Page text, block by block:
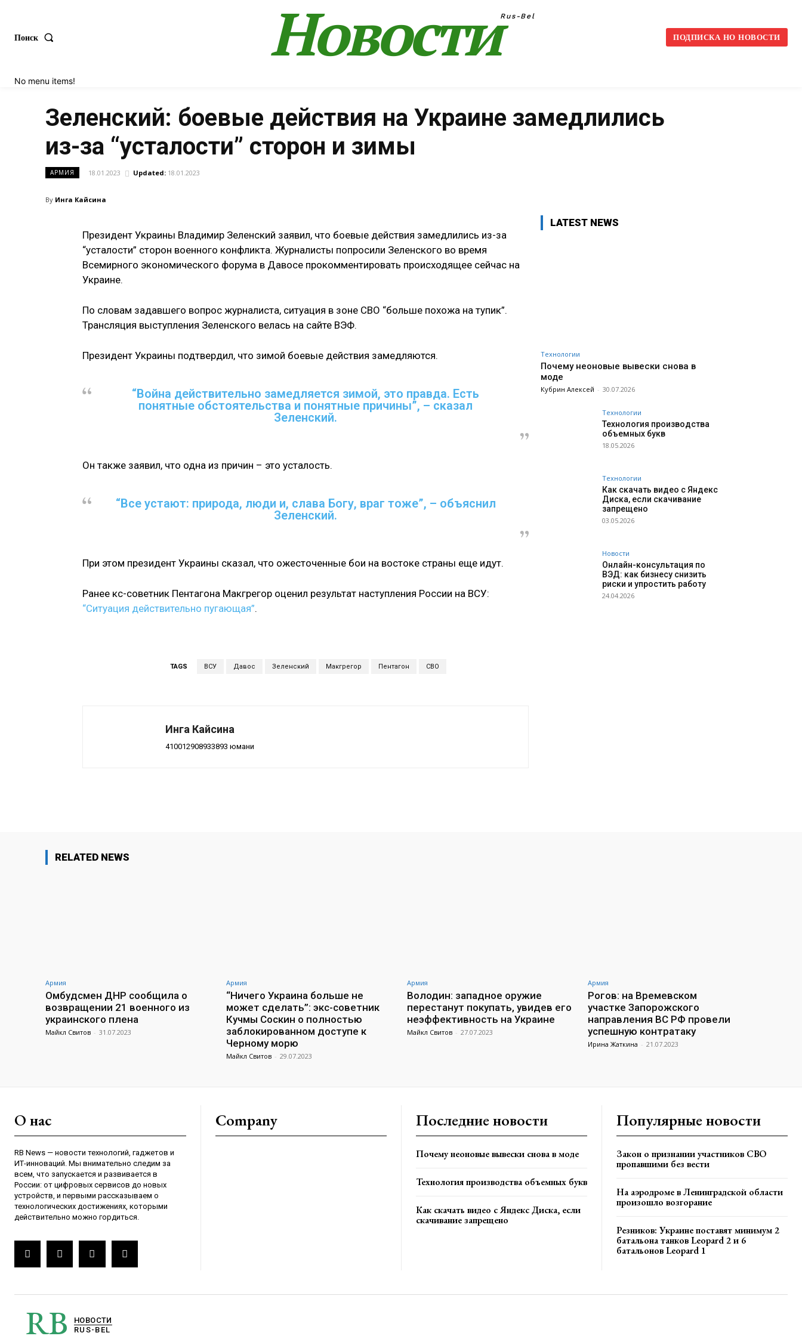
Поиск НовостиRus-Bel
ПОДПИСКА НО НОВОСТИ
No menu items!
Зеленский: боевые действия на Украине замедлились
из-за “усталости” сторон и зимы
АРМИЯ 18.01.2023 Updated: 18.01.2023
By Инга Кайсина
Президент Украины Владимир Зеленский заявил, что боевые действия замедлились из-за
“усталости” сторон военного конфликта. Журналисты попросили Зеленского во время
Всемирного экономического форума в Давосе прокомментировать происходящее сейчас на
Украине.
По словам задавшего вопрос журналиста, ситуация в зоне СВО “больше похожа на тупик”.
Трансляция выступления Зеленского велась на сайте ВЭФ.
Президент Украины подтвердил, что зимой боевые действия замедляются.
“Война действительно замедляется зимой, это правда. Есть
понятные обстоятельства и понятные причины”, – сказал
Зеленский.
Он также заявил, что одна из причин – это усталость.
“Все устают: природа, люди и, слава Богу, враг тоже”, – объяснил
Зеленский.
При этом президент Украины сказал, что ожесточенные бои на востоке страны еще идут.
Ранее кс-советник Пентагона Макгрегор оценил результат наступления России на ВСУ:
“Ситуация действительно пугающая”.
TAGS ВСУ Давос Зеленский Макгрегор Пентагон СВО
Инга Кайсина
410012908933893 юмани
LATEST NEWS
Технологии
Почему неоновые вывески снова в
моде
Кубрин Алексей - 30.07.2026
Технологии
Технология производства
объемных букв
18.05.2026
Технологии
Как скачать видео с Яндекс
Диска, если скачивание
запрещено
03.05.2026
Новости
Онлайн-консультация по
ВЭД: как бизнесу снизить
риски и упростить работу
24.04.2026
RELATED NEWS
Армия
Омбудсмен ДНР сообщила о
возвращении 21 военного из
украинского плена
Майкл Свитов - 31.07.2023
Армия
“Ничего Украина больше не
может сделать”: экс-советник
Кучмы Соскин о полностью
заблокированном доступе к
Черному морю
Майкл Свитов - 29.07.2023
Армия
Володин: западное оружие
перестанут покупать, увидев его
неэффективность на Украине
Майкл Свитов - 27.07.2023
Армия
Рогов: на Времевском
участке Запорожского
направления ВС РФ провели
успешную контратаку
Ирина Жаткина - 21.07.2023
О нас
RB News — новости технологий, гаджетов и
ИТ-инноваций. Мы внимательно следим за
всем, что запускается и развивается в
России: от цифровых сервисов до новых
устройств, и первыми рассказываем о
технологических достижениях, которыми
действительно можно гордиться.
Company Последние новости
Почему неоновые вывески снова в моде
Технология производства объемных букв
Как скачать видео с Яндекс Диска, если
скачивание запрещено
Популярные новости
Закон о признании участников СВО
пропавшими без вести
На аэродроме в Ленинградской области
произошло возгорание
Резников: Украине поставят минимум 2
батальона танков Leopard 2 и 6
батальонов Leopard 1
RB
НОВОСТИ
RUS-BEL